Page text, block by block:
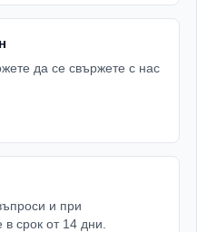
да се свържете с нас
и при
срок от 14 дни.